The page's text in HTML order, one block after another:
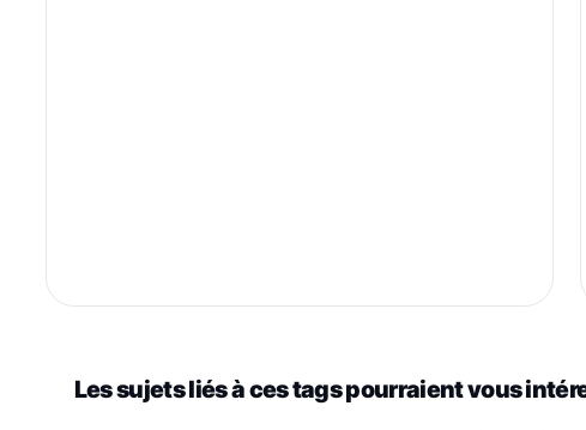
Les sujets liés à ces tags pourraient vous